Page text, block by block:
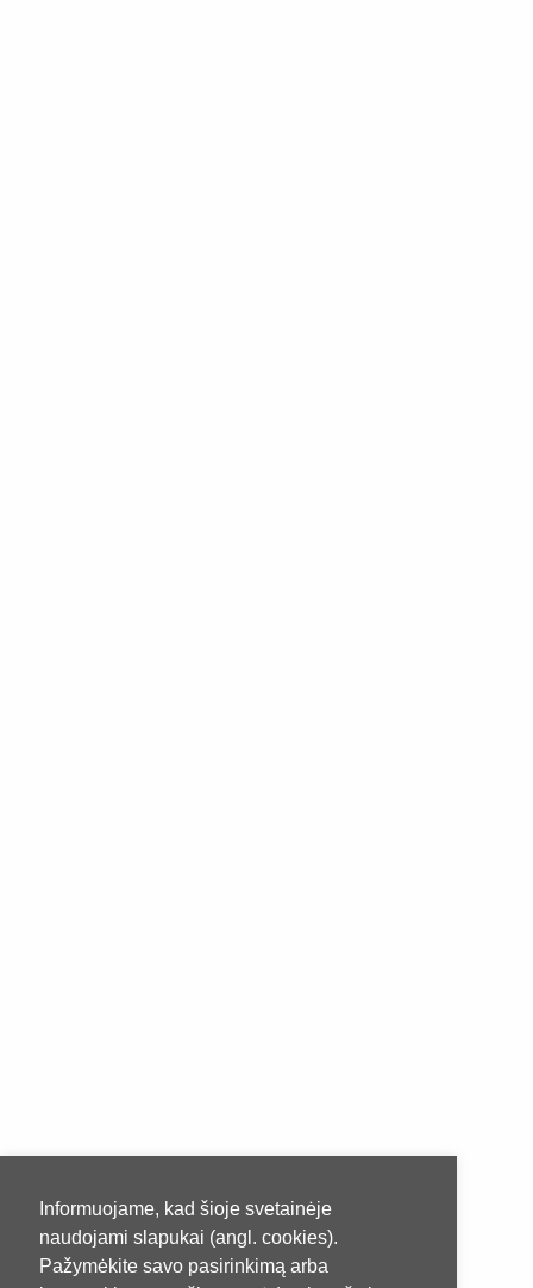
Informuojame, kad šioje svetainėje
naudojami slapukai (angl. cookies).
Pažymėkite savo pasirinkimą arba